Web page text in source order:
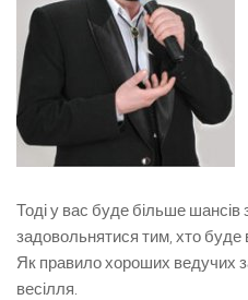
Тоді у вас буде більше шансів
задовольнятися тим, хто буде
Як правило хороших ведучих
весілля.